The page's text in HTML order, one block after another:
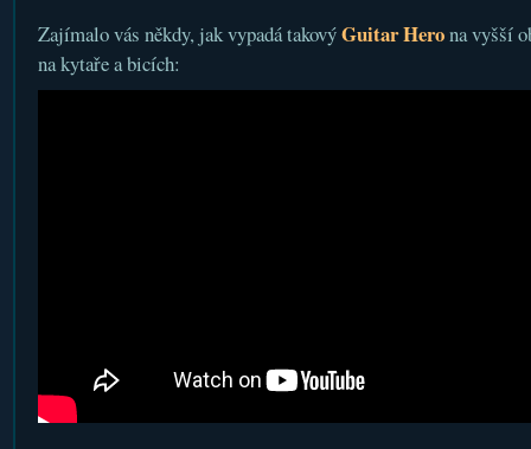
Zajímalo vás někdy, jak vypadá takovýGuitar Herona vyšší
na kytaře a bicích: